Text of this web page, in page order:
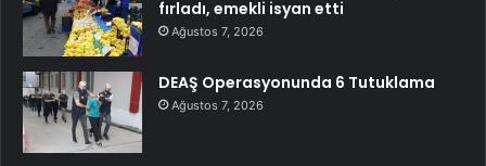
fırladı, emekli isyan etti
Ağustos 7, 2026
DEAŞ Operasyonunda 6 Tutuklama
Ağustos 7, 2026